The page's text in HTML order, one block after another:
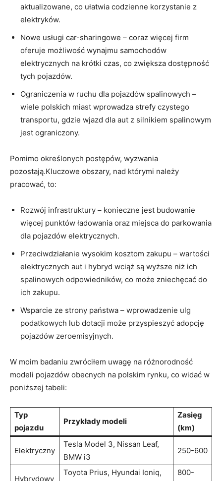
aktualizowane, co ułatwia codzienne korzystanie ⁢z
elektryków.
Nowe ⁤usługi car-sharingowe – coraz więcej⁣ firm
oferuje możliwość ‍wynajmu samochodów
elektrycznych‍ na ‌krótki czas, co zwiększa dostępność
tych pojazdów.
Ograniczenia w⁤ ruchu ‍dla pojazdów spalinowych –
wiele polskich⁣ miast wprowadza strefy czystego
transportu, gdzie wjazd dla aut z‍ silnikiem spalinowym
jest ograniczony.
Pomimo ‌określonych postępów,‌ wyzwania
pozostają.Kluczowe obszary, nad którymi ‌należy
pracować, to:
Rozwój infrastruktury ‌–​ konieczne jest ‍budowanie
więcej punktów⁤ ładowania oraz miejsca do⁣ parkowania
dla pojazdów elektrycznych.
Przeciwdziałanie wysokim ⁣kosztom zakupu – wartości
elektrycznych aut i​ hybryd wciąż są wyższe niż ich
spalinowych odpowiedników, co może‌ zniechęcać do
ich zakupu.
Wsparcie ze strony państwa – wprowadzenie ⁢ulg
podatkowych⁣ lub dotacji może przyspieszyć adopcję⁢
pojazdów zeroemisyjnych.
W moim ⁣badaniu zwróciłem uwagę‌ na różnorodność
modeli pojazdów obecnych na polskim rynku, co widać w
poniższej tabeli:
Typ
pojazdu
Przykłady modeli
Zasięg
⁤(km)
Elektryczny
Tesla Model 3, Nissan Leaf,
BMW i3
250-600
Hybrydowy
Toyota Prius, Hyundai Ioniq,
800-